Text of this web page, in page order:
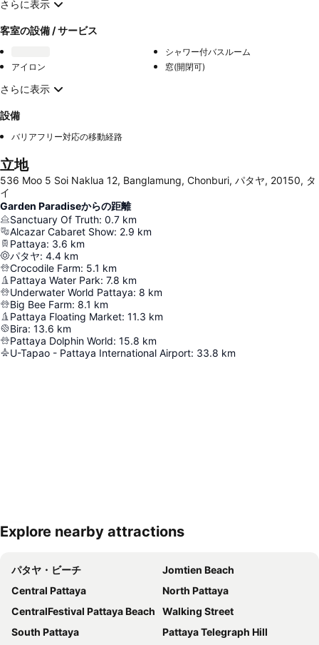
さらに表示
客室の設備 / サービス
シャワー付バスルーム
アイロン
窓(開閉可)
さらに表示
設備
バリアフリー対応の移動経路
立地
536 Moo 5 Soi Naklua 12, Banglamung, Chonburi, パタヤ, 20150, タ
イ
Garden Paradiseからの距離
Sanctuary Of Truth: 0.7 km
Alcazar Cabaret Show: 2.9 km
Pattaya: 3.6 km
パタヤ: 4.4 km
Crocodile Farm: 5.1 km
Pattaya Water Park: 7.8 km
Underwater World Pattaya: 8 km
Big Bee Farm: 8.1 km
Pattaya Floating Market: 11.3 km
Bira: 13.6 km
Pattaya Dolphin World: 15.8 km
U-Tapao - Pattaya International Airport: 33.8 km
地図を拡大
Explore nearby attractions
パタヤ・ビーチ
Jomtien Beach
Central Pattaya
North Pattaya
CentralFestival Pattaya Beach
Walking Street
South Pattaya
Pattaya Telegraph Hill